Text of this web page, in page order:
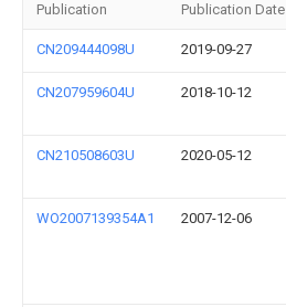
Publication Publication Date
CN209444098U 2019-09-27
CN207959604U 2018-10-12
CN210508603U 2020-05-12
WO2007139354A1 2007-12-06